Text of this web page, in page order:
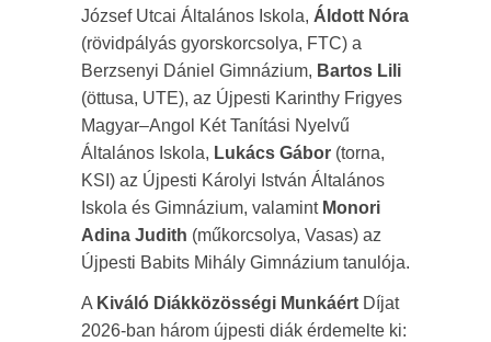
József Utcai Általános Iskola, Áldott Nóra
(rövidpályás gyorskorcsolya, FTC) a
Berzsenyi Dániel Gimnázium, Bartos Lili
(öttusa, UTE), az Újpesti Karinthy Frigyes
Magyar–Angol Két Tanítási Nyelvű
Általános Iskola, Lukács Gábor (torna,
KSI) az Újpesti Károlyi István Általános
Iskola és Gimnázium, valamint Monori
Adina Judith (műkorcsolya, Vasas) az
Újpesti Babits Mihály Gimnázium tanulója.
A Kiváló Diákközösségi Munkáért Díjat
2026-ban három újpesti diák érdemelte ki: